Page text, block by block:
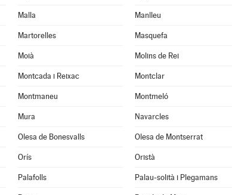
Malla Manlleu
Martorelles Masquefa
Moià Molins de Rei
Montcada i Reixac Montclar
Montmaneu Montmeló
Mura Navarcles
Olesa de Bonesvalls Olesa de Montserrat
Orís Oristà
Palafolls Palau-solità i Plegamans